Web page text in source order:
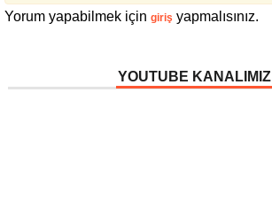
Yorum yapabilmek için giriş yapmalısınız.
YOUTUBE KANALIMIZ